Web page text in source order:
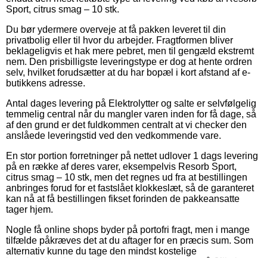
Sport, citrus smag – 10 stk.
Du bør ydermere overveje at få pakken leveret til din
privatbolig eller til hvor du arbejder. Fragtformen bliver
beklageligvis et hak mere pebret, men til gengæld ekstremt
nem. Den prisbilligste leveringstype er dog at hente ordren
selv, hvilket forudsætter at du har bopæl i kort afstand af e-
butikkens adresse.
Antal dages levering på Elektrolytter og salte er selvfølgelig
temmelig central når du mangler varen inden for få dage, så
af den grund er det fuldkommen centralt at vi checker den
anslåede leveringstid ved den vedkommende vare.
En stor portion forretninger på nettet udlover 1 dags levering
på en række af deres varer, eksempelvis Resorb Sport,
citrus smag – 10 stk, men det regnes ud fra at bestillingen
anbringes forud for et fastslået klokkeslæt, så de garanteret
kan nå at få bestillingen fikset forinden de pakkeansatte
tager hjem.
Nogle få online shops byder på portofri fragt, men i mange
tilfælde påkræves det at du aftager for en præcis sum. Som
alternativ kunne du tage den mindst kostelige